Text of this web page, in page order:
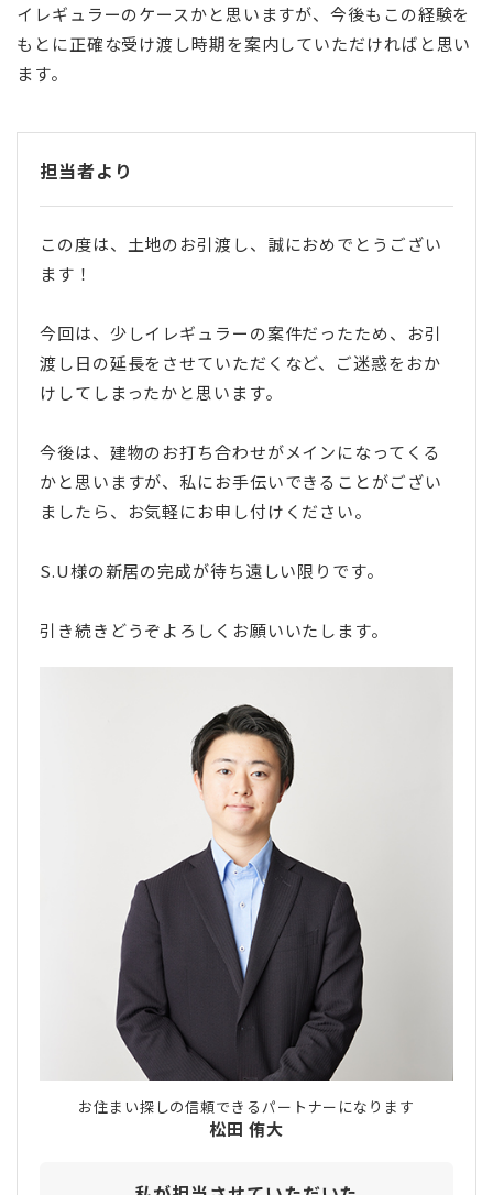
イレギュラーのケースかと思いますが、今後もこの経験を
もとに正確な受け渡し時期を案内していただければと思い
ます。
担当者より
この度は、土地のお引渡し、誠におめでとうござい
ます！
今回は、少しイレギュラーの案件だったため、お引
渡し日の延長をさせていただくなど、ご迷惑をおか
けしてしまったかと思います。
今後は、建物のお打ち合わせがメインになってくる
かと思いますが、私にお手伝いできることがござい
ましたら、お気軽にお申し付けください。
S.U様の新居の完成が待ち遠しい限りです。
引き続きどうぞよろしくお願いいたします。
お住まい探しの信頼できるパートナーになります
松田 侑大